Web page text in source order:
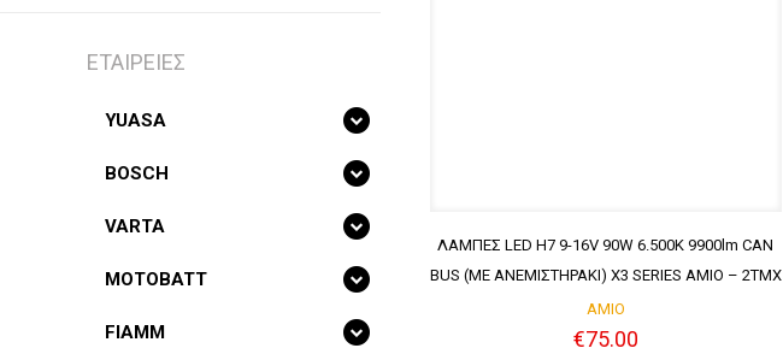
ΛΑΜΠΕΣ LED H7 9-16V 90W 6.500K 9900lm CAN
BUS (ME ΑΝΕΜΙΣΤΗΡΑΚΙ) X3 SERIES AMIO – 2ΤMX
AMIO
€75.00
ΕΤΑΙΡΕΙΕΣ
YUASA
BOSCH
VARTA
MOTOBATT
FIAMM